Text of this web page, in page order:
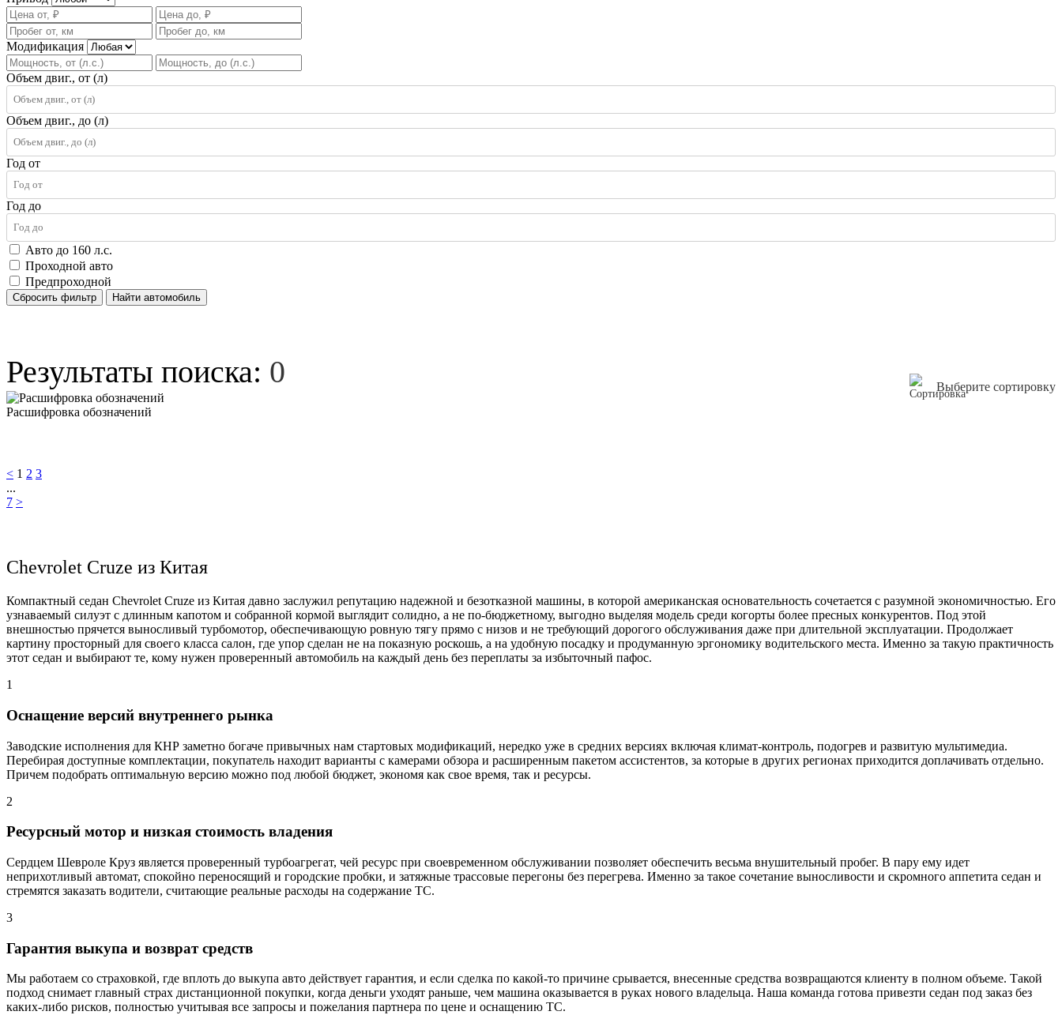
Модификация
Объем двиг., от (л)
Объем двиг., до (л)
Год от
Год до
Авто до 160 л.с.
Проходной авто
Предпроходной
Сбросить фильтр Найти автомобиль
Результаты поиска: 0
Расшифровка обозначений
Выберите сортировку
< 1 2 3
...
7 >
Chevrolet Cruze из Китая
Компактный седан Chevrolet Cruze из Китая давно заслужил репутацию надежной и безотказной машины, в которой американская основательность сочетается с разумной экономичностью. Его
узнаваемый силуэт с длинным капотом и собранной кормой выглядит солидно, а не по-бюджетному, выгодно выделяя модель среди когорты более пресных конкурентов. Под этой
внешностью прячется выносливый турбомотор, обеспечивающую ровную тягу прямо с низов и не требующий дорогого обслуживания даже при длительной эксплуатации. Продолжает
картину просторный для своего класса салон, где упор сделан не на показную роскошь, а на удобную посадку и продуманную эргономику водительского места. Именно за такую практичность
этот седан и выбирают те, кому нужен проверенный автомобиль на каждый день без переплаты за избыточный пафос.
1
Оснащение версий внутреннего рынка
Заводские исполнения для КНР заметно богаче привычных нам стартовых модификаций, нередко уже в средних версиях включая климат-контроль, подогрев и развитую мультимедиа.
Перебирая доступные комплектации, покупатель находит варианты с камерами обзора и расширенным пакетом ассистентов, за которые в других регионах приходится доплачивать отдельно.
Причем подобрать оптимальную версию можно под любой бюджет, экономя как свое время, так и ресурсы.
2
Ресурсный мотор и низкая стоимость владения
Сердцем Шевроле Круз является проверенный турбоагрегат, чей ресурс при своевременном обслуживании позволяет обеспечить весьма внушительный пробег. В пару ему идет
неприхотливый автомат, спокойно переносящий и городские пробки, и затяжные трассовые перегоны без перегрева. Именно за такое сочетание выносливости и скромного аппетита седан и
стремятся заказать водители, считающие реальные расходы на содержание ТС.
3
Гарантия выкупа и возврат средств
Мы работаем со страховкой, где вплоть до выкупа авто действует гарантия, и если сделка по какой-то причине срывается, внесенные средства возвращаются клиенту в полном объеме. Такой
подход снимает главный страх дистанционной покупки, когда деньги уходят раньше, чем машина оказывается в руках нового владельца. Наша команда готова привезти седан под заказ без
каких-либо рисков, полностью учитывая все запросы и пожелания партнера по цене и оснащению ТС.